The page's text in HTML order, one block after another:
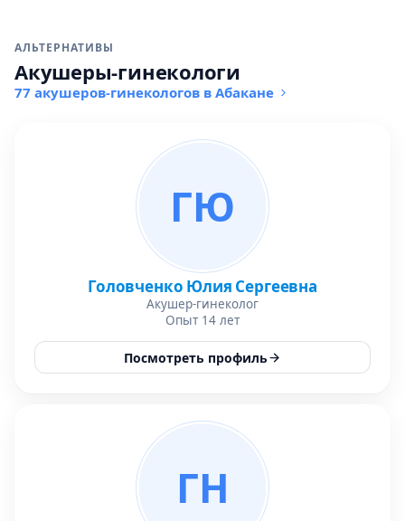
АЛЬТЕРНАТИВЫ
Акушеры-гинекологи
77 акушеров-гинекологов в Абакане
ГЮ
Головченко Юлия Сергеевна
Акушер-гинеколог
Опыт 14 лет
Посмотреть профиль
ГН